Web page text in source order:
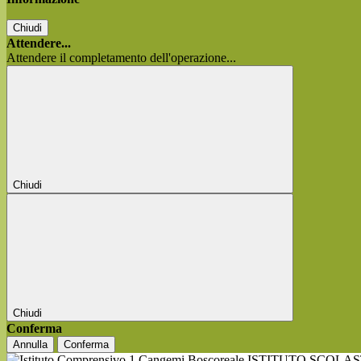
Chiudi
Attendere...
Attendere il completamento dell'operazione...
Chiudi
Chiudi
Conferma
Annulla Conferma